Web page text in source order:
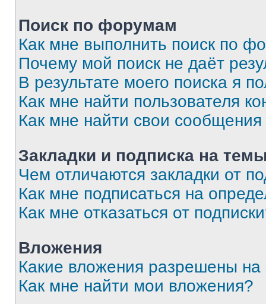
Поиск по форумам
Как мне выполнить поиск по
Почему мой поиск не даёт
В результате моего поиска я
Как мне найти пользователя
Как мне найти свои
Закладки и подписка на
Чем отличаются закладки от
Как мне подписаться на
Как мне отказаться от
Вложения
Какие вложения разрешены
Как мне найти мои вложения?